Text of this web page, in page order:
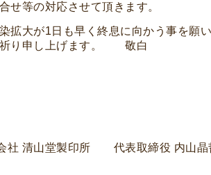
せ等の対応させて頂きます。
拡大が1日も早く終息に向かう事を願
祈り申し上げます。 敬白
清山堂製印所 代表取締役 内山晶